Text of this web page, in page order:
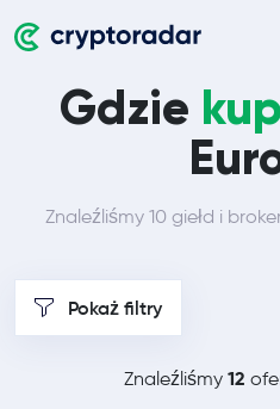
Gdzie
Znaleźliśmy 10 giełd i
Pokaż filtry
Znaleźliśmy 12